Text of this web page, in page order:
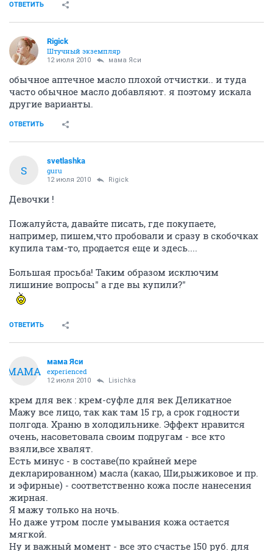
ОТВЕТИТЬ
Rigick
Штучный экземпляр
12 июля 2010 мама Яси
обычное аптечное масло плохой отчистки.. и туда
часто обычное масло добавляют. я поэтому искала
другие варианты.
ОТВЕТИТЬ
S
svetlashka
guru
12 июля 2010 Rigick
Девочки !
Пожалуйста, давайте писать, где покупаете,
например, пишем,что пробовали и сразу в скобочках
купила там-то, продается еще и здесь....
Большая просьба! Таким образом исключим
лишиние вопросы" а где вы купили?"
ОТВЕТИТЬ
МАМА
мама Яси
experienced
12 июля 2010 Lisichka
крем для век : крем-суфле для век Деликатное
Мажу все лицо, так как там 15 гр, а срок годности
полгода. Храню в холодильнике. Эффект нравится
очень, насоветовала своим подругам - все кто
взяли,все хвалят.
Есть минус - в составе(по крайней мере
декларированном) масла (какао, Ши,рыжиковое и пр.
и эфирные) - соответственно кожа после нанесения
жирная.
Я мажу только на ночь.
Но даже утром после умывания кожа остается
мягкой.
Ну и важный момент - все это счастье 150 руб. для